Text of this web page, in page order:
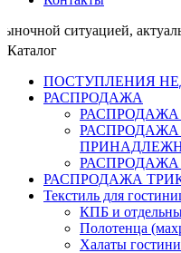
Каталог
ПОСТУПЛЕНИЯ
РАСПРОДАЖА
РАСПРОДАЖА
РАСПРОДАЖА
Текстиль для
КПБ и
Полотенца
Халаты